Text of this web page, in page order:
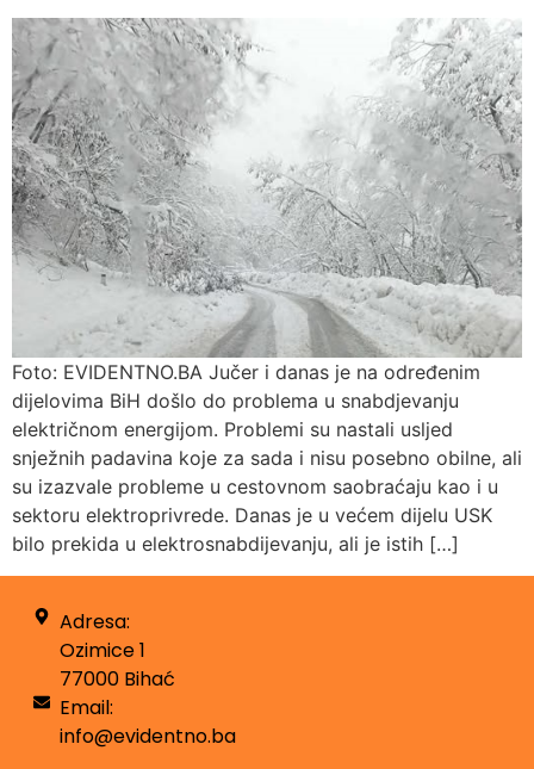
Foto: EVIDENTNO.BA Jučer i danas je na određenim
dijelovima BiH došlo do problema u snabdjevanju
električnom energijom. Problemi su nastali usljed
snježnih padavina koje za sada i nisu posebno obilne, ali
su izazvale probleme u cestovnom saobraćaju kao i u
sektoru elektroprivrede. Danas je u većem dijelu USK
bilo prekida u elektrosnabdijevanju, ali je istih […]
Adresa:
Ozimice 1
77000 Bihać
Email:
info@evidentno.ba